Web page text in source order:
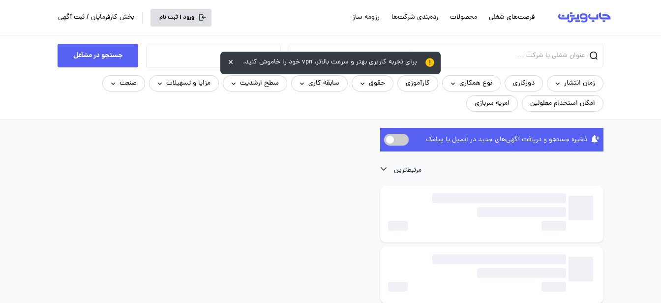
فرصت‌های شغلی محصولات رده‌بندی شرکت‌ها رزومه ساز ورود | ثبت نام بخش کارفرمایان / ثبت آگهی
جستجو در مشاغل
زمان انتشار دورکاری نوع همکاری کارآموزی حقوق سابقه کاری سطح ارشدیت مزایا و تسهیلات
صنعت
امکان استخدام معلولین
امریه سربازی
ذخیره جستجو و دریافت آگهی‌های جدید در ایمیل یا پیامک
برای تجربه کاربری بهتر و سرعت بالاتر، vpn خود را خاموش کنید.